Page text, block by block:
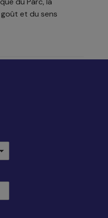
et du sens